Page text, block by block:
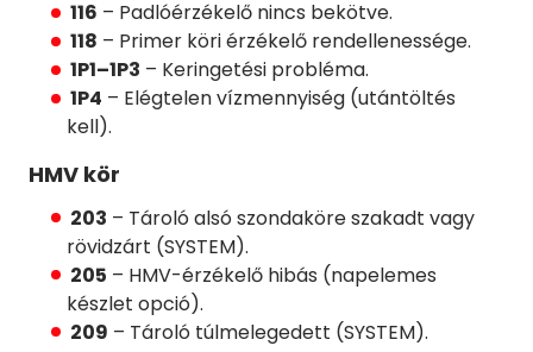
116 – Padlóérzékelő nincs bekötve.
118 – Primer köri érzékelő rendellenessége.
1P1–1P3 – Keringetési probléma.
1P4 – Elégtelen vízmennyiség (utántöltés
kell).
HMV kör
203 – Tároló alsó szondaköre szakadt vagy
rövidzárt (SYSTEM).
205 – HMV-érzékelő hibás (napelemes
készlet opció).
209 – Tároló túlmelegedett (SYSTEM).